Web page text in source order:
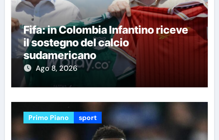
Fifa: in Colombia Infantino riceve
il sostegno del calcio
sudamericano
Ago 8, 2026
Primo Piano sport